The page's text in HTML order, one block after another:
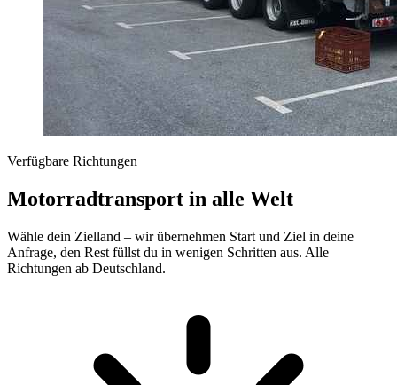
Verfügbare Richtungen
Motorradtransport in alle Welt
Wähle dein Zielland – wir übernehmen Start und Ziel in deine
Anfrage, den Rest füllst du in wenigen Schritten aus. Alle
Richtungen ab Deutschland.